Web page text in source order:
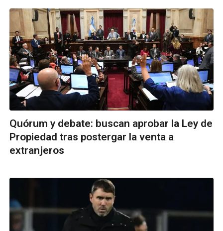
Quórum y debate: buscan aprobar la Ley de
Propiedad tras postergar la venta a
extranjeros